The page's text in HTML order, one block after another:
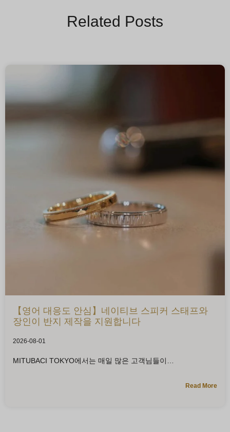
Related Posts
【영어 대응도 안심】네이티브 스피커 스태프와
장인이 반지 제작을 지원합니다
2026-08-01
MITUBACI TOKYO에서는 매일 많은 고객님들이
Read More